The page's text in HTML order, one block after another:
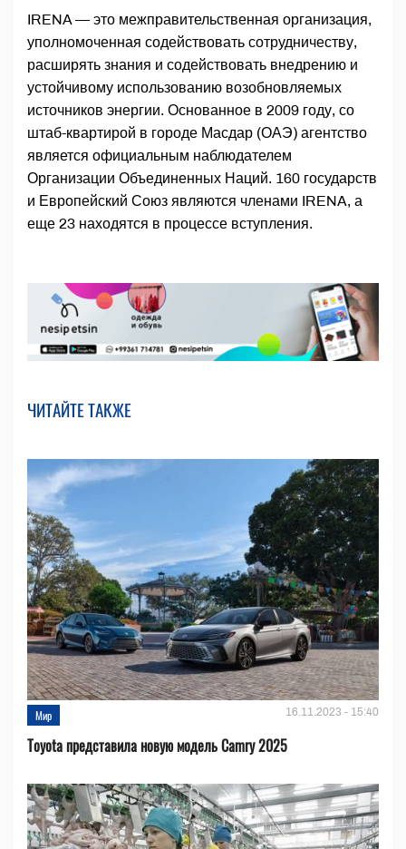
IRENA — это межправительственная организация,
уполномоченная содействовать сотрудничеству,
расширять знания и содействовать внедрению и
устойчивому использованию возобновляемых
источников энергии. Основанное в 2009 году, со
штаб-квартирой в городе Масдар (ОАЭ) агентство
является официальным наблюдателем
Организации Объединенных Наций. 160 государств
и Европейский Союз являются членами IRENA, а
еще 23 находятся в процессе вступления.
ЧИТАЙТЕ ТАКЖЕ
Мир 16.11.2023 - 15:40
Toyota представила новую модель Camry 2025